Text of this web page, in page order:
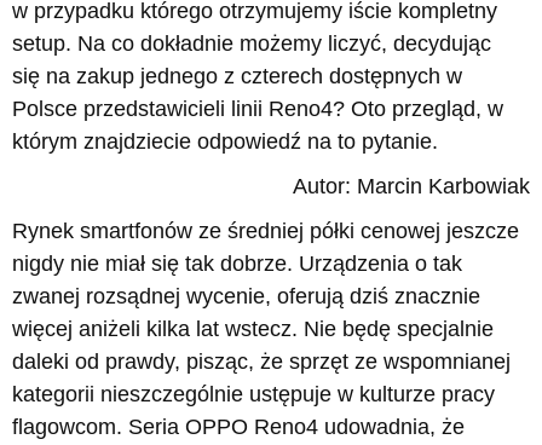
w przypadku którego otrzymujemy iście kompletny
setup. Na co dokładnie możemy liczyć, decydując
się na zakup jednego z czterech dostępnych w
Polsce przedstawicieli linii Reno4? Oto przegląd, w
którym znajdziecie odpowiedź na to pytanie.
Autor: Marcin Karbowiak
Rynek smartfonów ze średniej półki cenowej jeszcze
nigdy nie miał się tak dobrze. Urządzenia o tak
zwanej rozsądnej wycenie, oferują dziś znacznie
więcej aniżeli kilka lat wstecz. Nie będę specjalnie
daleki od prawdy, pisząc, że sprzęt ze wspomnianej
kategorii nieszczególnie ustępuje w kulturze pracy
flagowcom. Seria OPPO Reno4 udowadnia, że